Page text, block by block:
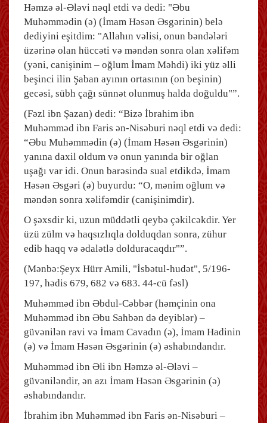
Həmzə əl-Ələvi nəql etdi və dedi: "Əbu
Muhəmmədin (ə) (İmam Həsən Əsgərinin) belə
dediyini eşitdim: "Allahın vəlisi, onun bəndələri
üzərinə olan hüccəti və məndən sonra olan xəlifəm
(yəni, canişinim – oğlum İmam Məhdi) iki yüz əlli
beşinci ilin Şaban ayının ortasının (on beşinin)
gecəsi, sübh çağı sünnət olunmuş halda doğuldu"”.
(Fəzl ibn Şazan) dedi: “Bizə İbrahim ibn
Muhəmməd ibn Faris ən-Nisəburi nəql etdi və dedi:
“Əbu Muhəmmədin (ə) (İmam Həsən Əsgərinin)
yanına daxil oldum və onun yanında bir oğlan
uşağı var idi. Onun barəsində sual etdikdə, İmam
Həsən Əsgəri (ə) buyurdu: “O, mənim oğlum və
məndən sonra xəlifəmdir (canişinimdir).
O şəxsdir ki, uzun müddətli qeybə çəkilcəkdir. Yer
üzü zülm və haqsızlıqla dolduqdan sonra, zühur
edib haqq və ədalətlə dolduracaqdır"”.
(Mənbə:Şeyx Hürr Amili, "İsbətul-hudət", 5/196-
197, hədis 679, 682 və 683. 44-cü fəsl)
Muhəmməd ibn Əbdul-Cəbbər (həmçinin ona
Muhəmməd ibn Əbu Sahbən də deyiblər) –
güvənilən ravi və İmam Cavadın (ə), İmam Hadinin
(ə) və İmam Həsən Əsgərinin (ə) əshabındandır.
Muhəmməd ibn Əli ibn Həmzə əl-Ələvi –
güvəniləndir, ən azı İmam Həsən Əsgərinin (ə)
əshabındandır.
İbrahim ibn Muhəmməd ibn Faris ən-Nisəburi –